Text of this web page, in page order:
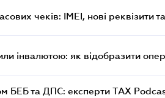
чеків: IMEI, нові
інвалютою: як відобразити
БЕБ та ДПС: експерти TAX